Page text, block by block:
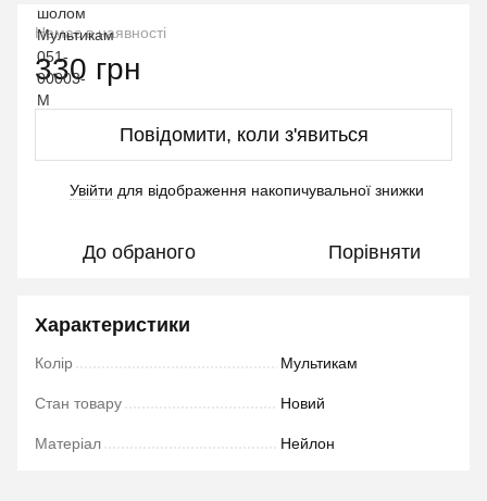
Немає в наявності
330 грн
Повідомити, коли з'явиться
Увійти для відображення накопичувальної знижки
До обраного Порівняти
Характеристики
Колір Мультикам
Стан товару Новий
Матеріал Нейлон